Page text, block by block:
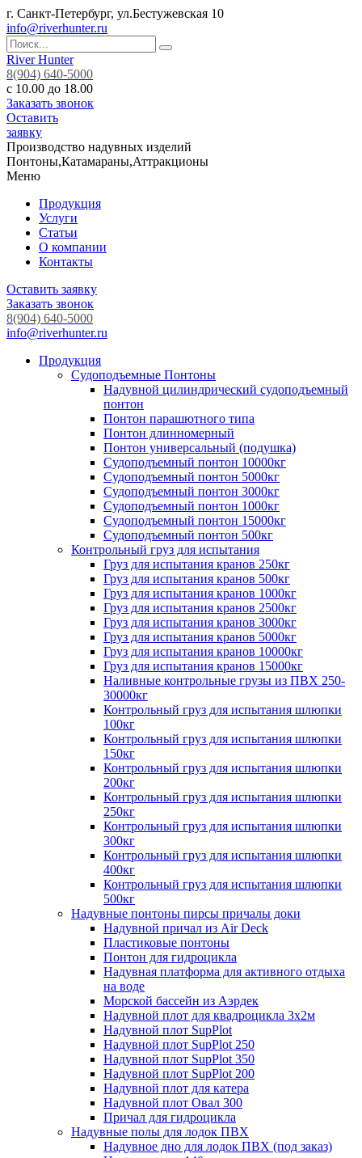
г. Санкт-Петербург, ул.Бестужевская 10
info@riverhunter.ru
River Hunter
8(904) 640-5000
с 10.00 до 18.00
Заказать звонок
Оставить
заявку
Производство надувных изделий
Понтоны,Катамараны,Аттракционы
Меню
Продукция
Услуги
Статьи
О компании
Контакты
Оставить заявку
Заказать звонок
8(904) 640-5000
info@riverhunter.ru
Продукция
Судоподъемные Понтоны
Надувной цилиндрический судоподъемный
понтон
Понтон парашютного типа
Понтон длинномерный
Понтон универсальный (подушка)
Судоподъемный понтон 10000кг
Судоподъемный понтон 5000кг
Судоподъемный понтон 3000кг
Судоподъемный понтон 1000кг
Судоподъемный понтон 15000кг
Судоподъемный понтон 500кг
Контрольный груз для испытания
Груз для испытания кранов 250кг
Груз для испытания кранов 500кг
Груз для испытания кранов 1000кг
Груз для испытания кранов 2500кг
Груз для испытания кранов 3000кг
Груз для испытания кранов 5000кг
Груз для испытания кранов 10000кг
Груз для испытания кранов 15000кг
Наливные контрольные грузы из ПВХ 250-
30000кг
Контрольный груз для испытания шлюпки
100кг
Контрольный груз для испытания шлюпки
150кг
Контрольный груз для испытания шлюпки
200кг
Контрольный груз для испытания шлюпки
250кг
Контрольный груз для испытания шлюпки
300кг
Контрольный груз для испытания шлюпки
400кг
Контрольный груз для испытания шлюпки
500кг
Надувные понтоны пирсы причалы доки
Надувной причал из Air Deck
Пластиковые понтоны
Понтон для гидроцикла
Надувная платформа для активного отдыха
на воде
Морской бассейн из Аэрдек
Надувной плот для квадроцикла 3х2м
Надувной плот SupPlot
Надувной плот SupPlot 250
Надувной плот SupPlot 350
Надувной плот SupPlot 200
Надувной плот для катера
Надувной плот Овал 300
Причал для гидроцикла
Надувные полы для лодок ПВХ
Надувное дно для лодок ПВХ (под заказ)